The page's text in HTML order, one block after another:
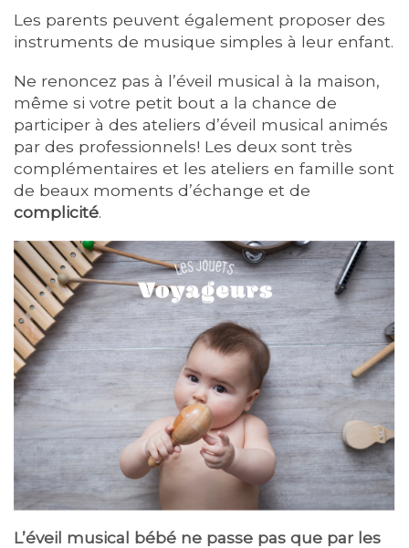
Les parents peuvent également proposer des
instruments de musique simples à leur enfant.
Ne renoncez pas à l’éveil musical à la maison,
même si votre petit bout a la chance de
participer à des ateliers d’éveil musical animés
par des professionnels! Les deux sont très
complémentaires et les ateliers en famille sont
de beaux moments d’échange et de
complicité.
L’éveil musical bébé ne passe pas que par les